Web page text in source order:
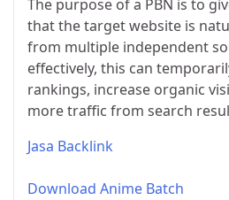
The purpose of a PBN is to
that the target website is
from multiple independent
effectively, this can
rankings, increase organic
more traffic from search
Jasa Backlink
Download Anime Batch